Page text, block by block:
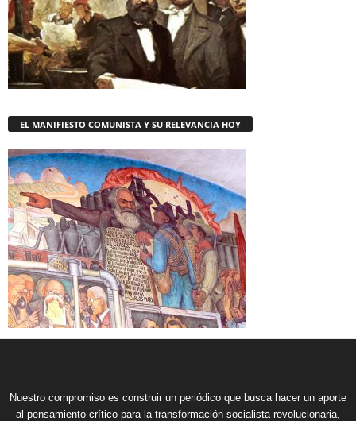
EL MANIFIESTO COMUNISTA Y SU RELEVANCIA HOY
Nuestro compromiso es construir un periódico que busca hacer un aporte
al pensamiento crítico para la transformación socialista revolucionaria,